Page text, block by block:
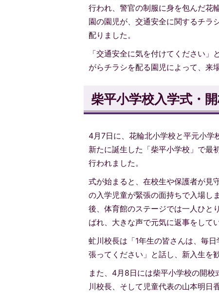
行われ、警官の制服に身を包んだ花
園の園児が、交通安全に関するチラ
配りました。
「交通安全に気を付けてください」
がらチラシを配る園児によって、来
柴平小学校入学式・
4月7日に、花輪北小学校と平元小学
新たに誕生した「柴平小学校」で最
行われました。
式が始まると、在校生や保護者が見
の入学児童が緊張の面持ちで入場し
後、体育館のステージでは一人ひと
ばれ、大きな声で元気に返事をして
虻川校長は「1年生の皆さんは、毎
張ってください」と話し、新入生を
また、4月8日には柴平小学校の開
川校長、そして児童代表の山本明日